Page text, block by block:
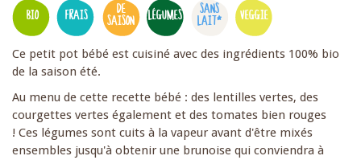
BIO FRAIS
DE
SAISON
LÉGUMES
SANS
LAIT*
VEGGIE
Ce petit pot bébé est cuisiné avec des ingrédients 100% bio
de la saison été.
Au menu de cette recette bébé : des lentilles vertes, des
courgettes vertes également et des tomates bien rouges
! Ces légumes sont cuits à la vapeur avant d'être mixés
ensembles jusqu'à obtenir une brunoise qui conviendra à